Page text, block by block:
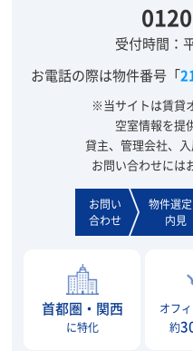
受付時間：
お電話の際は物件番号「
※当サイトは賃貸
空室情報を提
貸主、管理会社、
お問い合わせには
お問い
合わせ
物件選定
内見
首都圏・関西
に特化
オフ
約